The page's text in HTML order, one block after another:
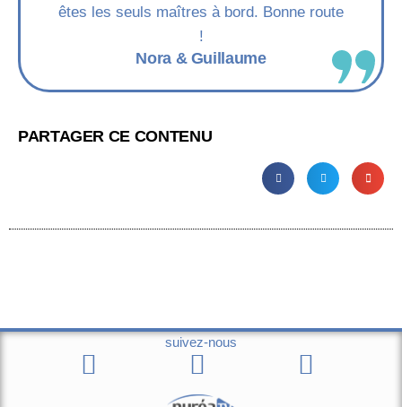
êtes les seuls maîtres à bord. Bonne route
!
Nora & Guillaume
PARTAGER CE CONTENU
suivez-nous